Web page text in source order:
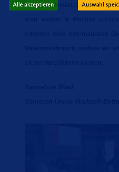
Vorzügen erklärt, z.B., dass
Alle akzeptieren Auswahl